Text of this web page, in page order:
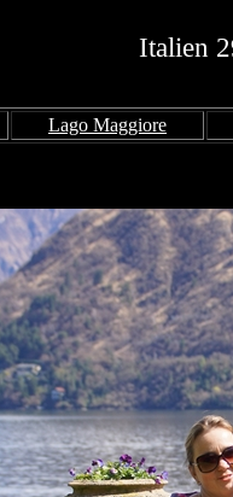
Italien
Lago Maggiore